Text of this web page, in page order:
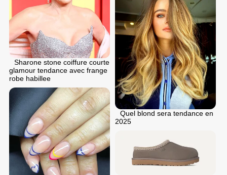
Sharone stone coiffure courte
glamour tendance avec frange
robe habillee
Quel blond sera tendance en
2025